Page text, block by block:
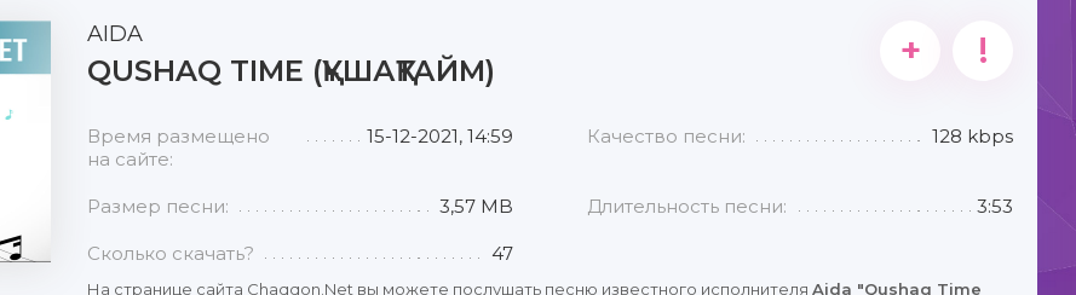
AIDA
QUSHAQ TIME (ҚҰШАҚТАЙМ) + !
Время размещено
на сайте:
15-12-2021, 14:59 Качество песни: 128 kbps
Размер песни: 3,57 MB Длительность песни: 3:53
Сколько скачать? 47
На странице сайта Chaqqon.Net вы можете послушать песню известного исполнителя Aida "Qushaq Time